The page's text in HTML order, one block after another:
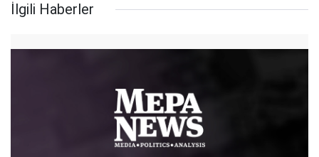
İlgili Haberler